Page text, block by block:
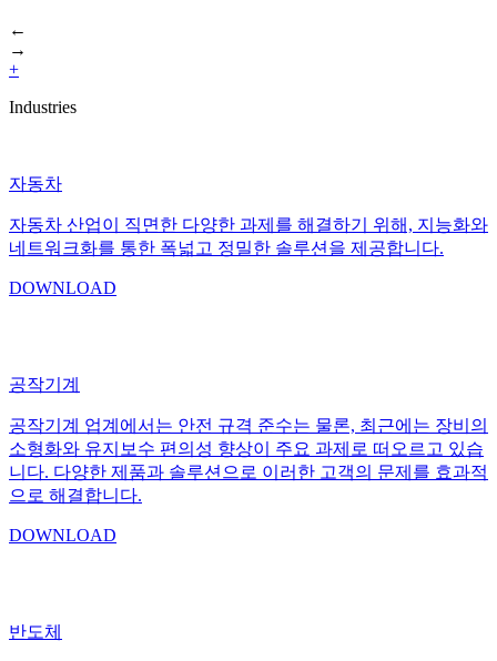
←
→
+
Industries
자동차
자동차 산업이 직면한 다양한 과제를 해결하기 위해, 지능화와
네트워크화를 통한 폭넓고 정밀한 솔루션을 제공합니다.
DOWNLOAD
공작기계
공작기계 업계에서는 안전 규격 준수는 물론, 최근에는 장비의
소형화와 유지보수 편의성 향상이 주요 과제로 떠오르고 있습
니다. 다양한 제품과 솔루션으로 이러한 고객의 문제를 효과적
으로 해결합니다.
DOWNLOAD
반도체